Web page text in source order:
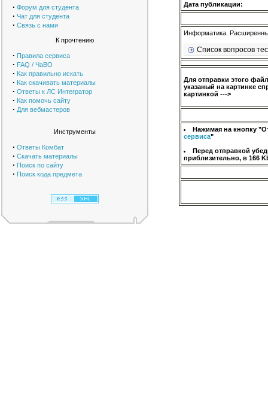
· Форум для студента
· Чат для студента
· Связь с нами
К прочтению
· Правила сервиса
· FAQ / ЧаВО
· Как правильно искать
· Как скачивать материалы
· Ответы к ЛС Интегратор
· Как помочь сайту
· Для вебмастеров
Инструменты
· Ответы Комбат
· Скачать материалы
· Поиск по сайту
· Поиск кода предмета
Дата публикации:
Информатика.
Список вопросов
Для отправки этого
указаный на картинке
картинкой --->
Нажимая на кнопку
сервиса"
Перед отправкой
приблизительно, в 166